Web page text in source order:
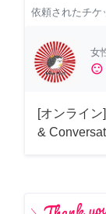
依頼されたチケ
女
sentiment_satisfied
[オンライ
&